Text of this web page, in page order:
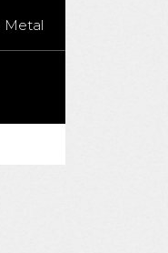
Metal